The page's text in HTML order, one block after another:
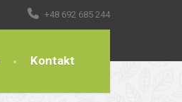
+48 692 685 244
Kontakt